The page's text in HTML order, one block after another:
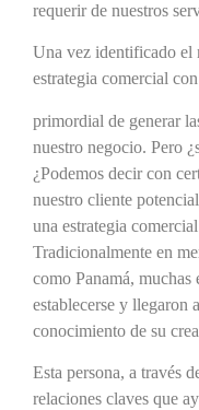
requerir de nuestros
Una vez identificado el
estrategia comercial
primordial de generar
nuestro negocio. Pero
¿Podemos decir con
nuestro cliente
una estrategia
Tradicionalmente en
como Panamá, muchas
establecerse y llegaron
conocimiento de su
Esta persona, a través
relaciones claves que